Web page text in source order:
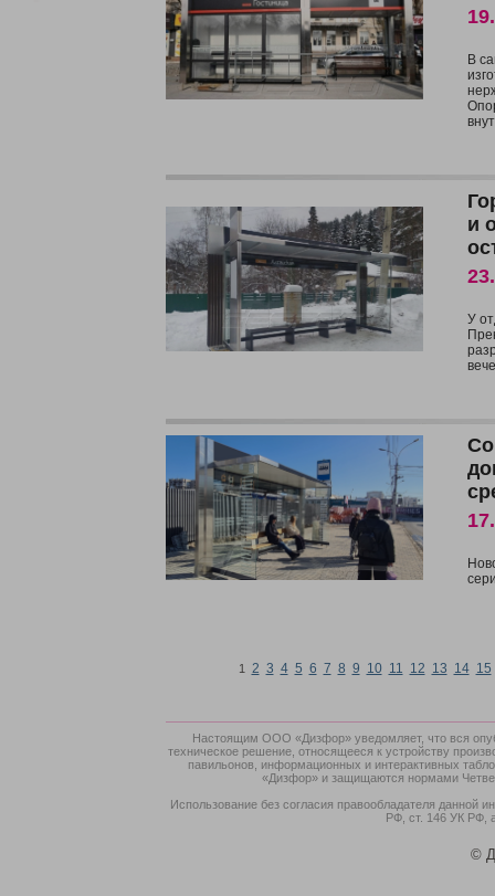
В
и
У
1 2 3 4 5 6 7 8 9 10 11 12 13 14 15
Настоящим ООО «Дизфор» уведомляет, что вся
техническое решение, относящееся к устройству
павильонов, информационных и интерактивных
«Дизфор» и защищаются нормами
Использование без согласия правообладателя данной
РФ, ст. 146 УК РФ,
©